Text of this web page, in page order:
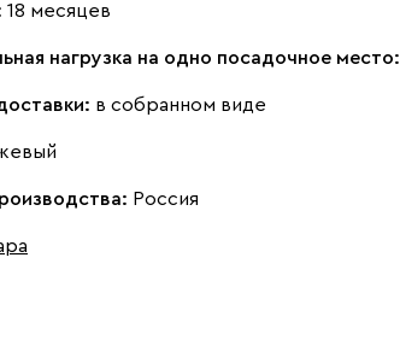
18 месяцев
нагрузка на одно посадочное место:
в собранном виде
Россия